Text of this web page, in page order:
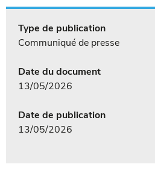
Type de publication
Communiqué de presse
Date du document
13/05/2026
Date de publication
13/05/2026